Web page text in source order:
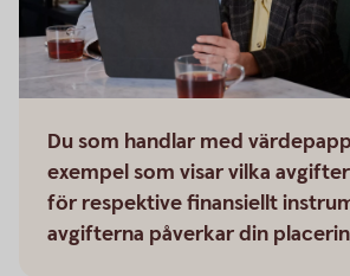
Du som handlar med
exempel som visar vilka
för respektive finansiellt
avgifterna påverkar din